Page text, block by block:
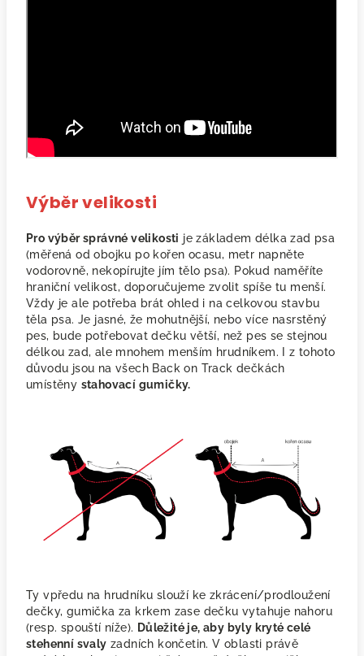
Výběr velikosti
Pro výběr správné velikosti je základem délka zad psa
(měřená od obojku po kořen ocasu, metr napněte
vodorovně, nekopírujte jím tělo psa). Pokud naměříte
hraniční velikost, doporučujeme zvolit spíše tu menší.
Vždy je ale potřeba brát ohled i na celkovou stavbu
těla psa. Je jasné, že mohutnější, nebo více nasrstěný
pes, bude potřebovat dečku větší, než pes se stejnou
délkou zad, ale mnohem menším hrudníkem. I z tohoto
důvodu jsou na všech Back on Track dečkách
umístěny stahovací gumičky.
Ty vpředu na hrudníku slouží ke zkrácení/prodloužení
dečky, gumička za krkem zase dečku vytahuje nahoru
(resp. spouští níže). Důležité je, aby byly kryté celé
stehenní svaly zadních končetin. V oblasti právě